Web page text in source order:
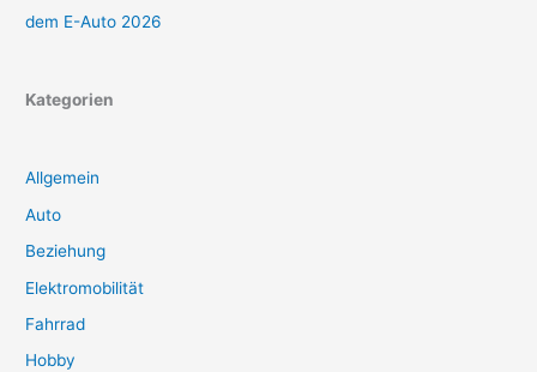
dem E-Auto 2026
Kategorien
Allgemein
Auto
Beziehung
Elektromobilität
Fahrrad
Hobby